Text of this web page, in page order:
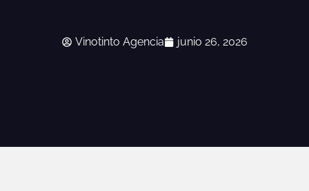
Vinotinto Agencia junio 26, 2026